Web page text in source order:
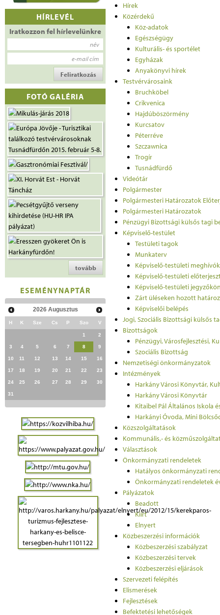
HÍRLEVÉL
Iratkozzon fel hírlevelünkre
név
e-mail cím
FOTÓ GALÉRIA
tovább
ESEMÉNYNAPTÁR
2026 Augusztus
H K Sze Cs P Szo V
1 2
3 4 5 6 7 8 9
10 11 12 13 14 15 16
17 18 19 20 21 22 23
24 25 26 27 28 29 30
31
Hírek
Közérdekű
Köz-adatok
Egészségügy
Kulturális- és sportélet
Egyházak
Anyakönyvi hírek
Testvérvárosaink
Bruchköbel
Crikvenica
Hajdúböszörmény
Kurcsatov
Péterréve
Szczawnica
Trogír
Tusnádfürdő
Videótár
Polgármester
Polgármesteri Határozatok
Polgármesteri Határozatok
Pénzügyi Bizottsági külsős tagi
Képviselő-testület
Testületi tagok
Munkaterv
Képviselő-testületi meghívók
Képviselő-testületi
Képviselő-testületi
Zárt üléseken hozott
Képviselői belépés
Jogi, Szociális Bizottsági külsős
Bizottságok
Pénzügyi, Városfejlesztési,
Szociális Bizottság
Nemzetiségi önkormányzatok
Intézmények
Harkány Városi Könyvtár,
Harkány Városi Könyvtár
Kitaibel Pál Általános Iskola
Harkányi Óvoda, Mini
Közszolgáltatások
Kommunális,- és
Választások
Önkormányzati rendeletek
Hatályos önkormányzati
Önkormányzati rendeletek
Pályázatok
Beadott
Kiírt
Elnyert
Közbeszerzési információk
Közbeszerzési szabályzat
Közbeszerzési tervek
Közbeszerzési eljárások
Szervezeti felépítés
Elismerések
Fejlesztések
Befektetési lehetőségek